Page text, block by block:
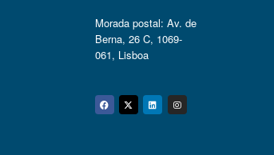
Morada postal: Av. de
Berna, 26 C, 1069-
061, Lisboa
Facebook
Twitter
Linkedin
Instagram